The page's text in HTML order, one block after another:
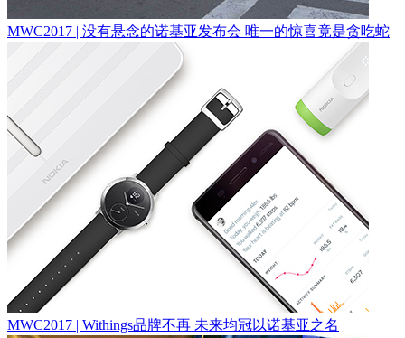
MWC2017 | 没有悬念的诺基亚发布会 唯一的惊喜竟是贪吃蛇
MWC2017 | Withings品牌不再 未来均冠以诺基亚之名